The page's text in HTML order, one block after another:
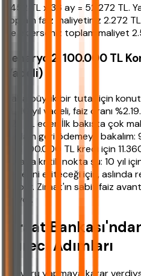
1.452 TL x 36 ay = 52.272 TL.
toplam faiz maliyetiniz 2.272
de eklerseniz toplam maliyet
Senaryo 2: 100.000 TL
Vadeli)
Daha büyük bir tutar için
TL, 10 yıl vadeli, faiz oranı
928 TL eder. İlk bakışta çok
toplam geri ödemeye bakalım:
Yani 100.000 TL kredi için
Burada kritik nokta şu: 10 yıl
değerini eriteceği için,
olabilir. Ziraat'ın sabit faiz
giriyor.
Ziraat
Süreci Adımları
Başvuru yapmaya karar